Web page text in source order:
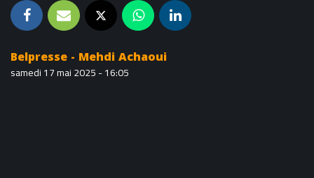
Belpresse - Mehdi Achaoui
samedi 17 mai 2025 - 16:05